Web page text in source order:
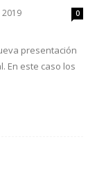
2019 0
presentación
En este caso los